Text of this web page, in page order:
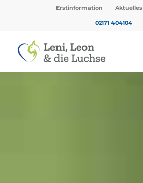
Erstinformation Aktuelles
02171 404104